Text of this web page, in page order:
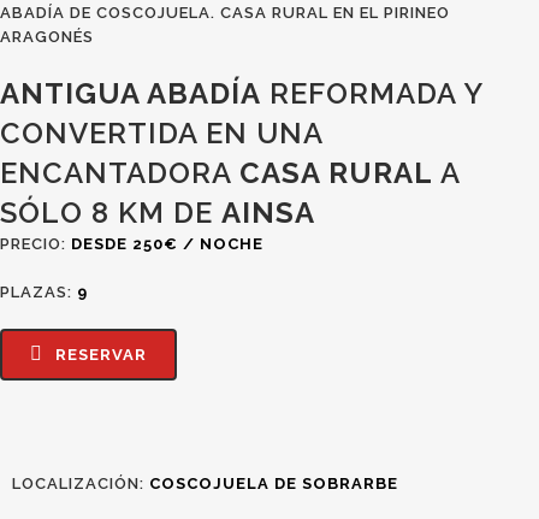
ABADÍA DE COSCOJUELA. CASA RURAL EN EL PIRINEO
ARAGONÉS
ANTIGUA ABADÍA REFORMADA Y
CONVERTIDA EN UNA
ENCANTADORA CASA RURAL A
SÓLO 8 KM DE AINSA
PRECIO: DESDE 250€ / NOCHE
PLAZAS: 9
RESERVAR
LOCALIZACIÓN: COSCOJUELA DE SOBRARBE